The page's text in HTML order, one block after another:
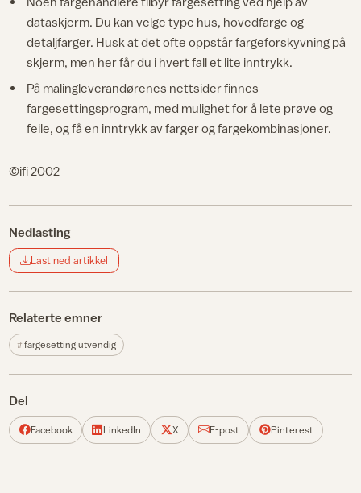
dataskjerm. Du kan velge type hus, hovedfarge og
detaljfarger. Husk at det ofte oppstår fargeforskyvning på
skjerm, men her får du i hvert fall et lite inntrykk.
På malingleverandørenes nettsider finnes
fargesettingsprogram, med mulighet for å lete prøve og
feile, og få en inntrykk av farger og fargekombinasjoner.
©ifi 2002
Nedlasting
Last ned artikkel
Relaterte emner
fargesetting utvendig
Del
Facebook LinkedIn X E-post Pinterest